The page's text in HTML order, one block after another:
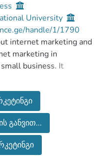
University
handle/1/1790
internet marketing and
marketing in
business. It
and attitudes of
small business. this
and barriers
marketing
technology,
transformed and
განვით...